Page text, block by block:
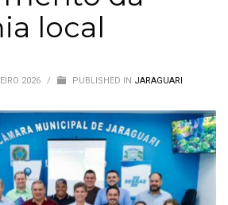
local
2026 / PUBLISHED IN JARAGUARI